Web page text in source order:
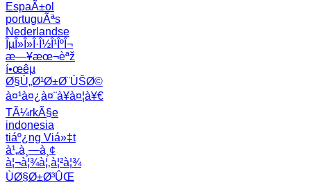
EspaÃ±ol
portuguÃªs
Nederlandse
ÎµÎ»Î»Î·Î½Î¹ÎºÎ¬
æ—¥æœ¬èªž
í•œêµ­
Ø§Ù„Ø¹Ø±Ø¨ÙŠØ©
à¤¹à¤¿à¤¨à¥à¤¦à¥€
TÃ¼rkÃ§e
indonesia
tiáº¿ng Viá»‡t
à¹„à¸—à¸¢
à¦¬à¦¾à¦‚à¦²à¦¾
ÙØ§Ø±Ø³ÛŒ